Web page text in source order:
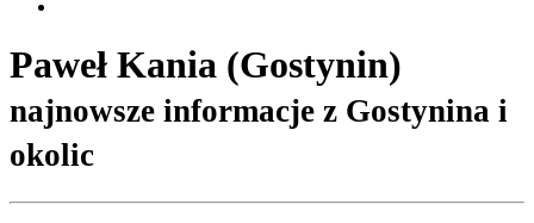
Paweł Kania (Gostynin)
najnowsze informacje z Gostynina i
okolic